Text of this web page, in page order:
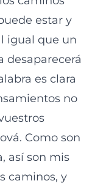
estar y
igual que un
desaparecerá
es clara
no
Como son
así son mis
caminos, y